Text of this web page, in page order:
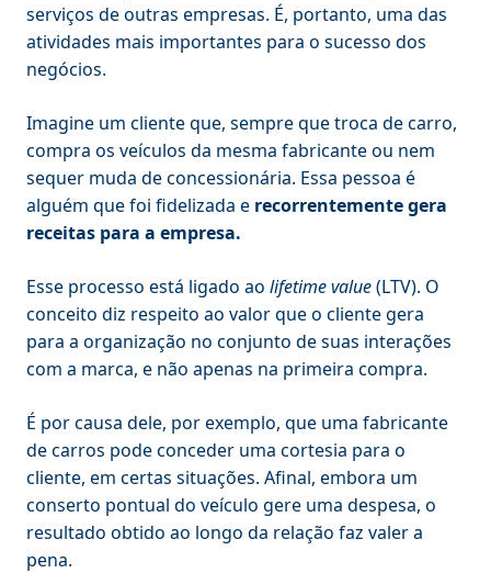
serviços de outras empresas. É, portanto, uma das
atividades mais importantes para o sucesso dos
negócios.
Imagine um cliente que, sempre que troca de carro,
compra os veículos da mesma fabricante ou nem
sequer muda de concessionária. Essa pessoa é
alguém que foi fidelizada e recorrentemente gera
receitas para a empresa.
Esse processo está ligado ao lifetime value(LTV). O
conceito diz respeito ao valor que o cliente gera
para a organização no conjunto de suas interações
com a marca, e não apenas na primeira compra.
É por causa dele, por exemplo, que uma fabricante
de carros pode conceder uma cortesia para o
cliente, em certas situações. Afinal, embora um
conserto pontual do veículo gere uma despesa, o
resultado obtido ao longo da relação faz valer a
pena.